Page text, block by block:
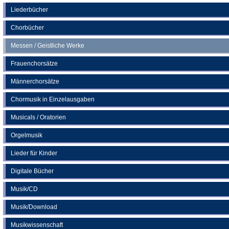
Liederbücher
Chorbücher
Messen / Geistliche Werke
Frauenchorsätze
Männerchorsätze
Chormusik in Einzelausgaben
Musicals / Oratorien
Orgelmusik
Lieder für Kinder
Digitale Bücher
Musik/CD
Musik/Download
Musikwissenschaft
neuen
Tab)
einem
neuen